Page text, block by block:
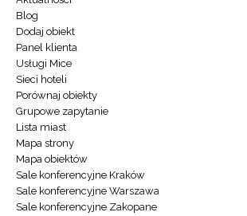
Blog
Dodaj obiekt
Panel klienta
Usługi Mice
Sieci hoteli
Porównaj obiekty
Grupowe zapytanie
Lista miast
Mapa strony
Mapa obiektów
Sale konferencyjne Kraków
Sale konferencyjne Warszawa
Sale konferencyjne Zakopane